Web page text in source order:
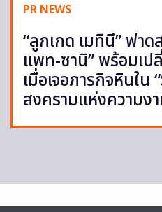
PR NEWS
“ลูกเกด เมทินี” ฟาด
แพท-ซานิ” พร้อมเ
เมื่อเจอภารกิจหินใ
สงครามแห่งความง